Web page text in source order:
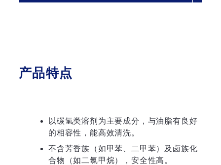
产品特点
以碳氢类溶剂为主要成分，与油脂有良好
的相容性，能高效清洗。
不含芳香族（如甲苯、二甲苯）及卤族化
合物（如二氯甲烷），安全性高。